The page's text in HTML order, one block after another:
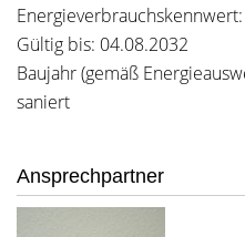
Gültig bis: 04.08.2032
Baujahr (gemäß
saniert
Ansprechpartner